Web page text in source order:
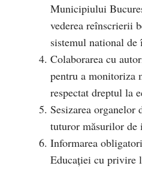
Municipiului
vederea reînscrierii
sistemul national de
Colaborarea cu
pentru a monitoriza
respectat dreptul la
Sesizarea organelor
tuturor măsurilor de
Informarea
Educației cu privire